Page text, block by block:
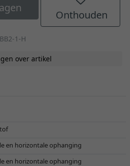
Onthouden
1-H
over artikel
en horizontale ophanging
en horizontale ophanging